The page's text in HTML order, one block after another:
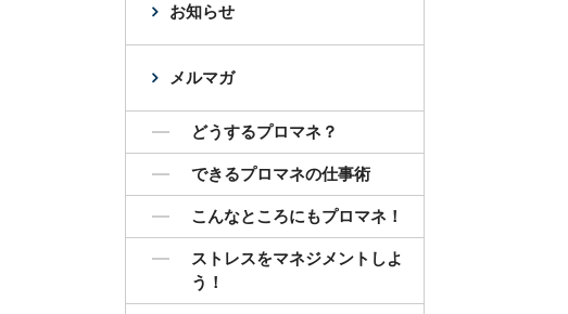
お知らせ
メルマガ
どうするプロマネ？
できるプロマネの仕事術
こんなところにもプロマネ！
ストレスをマネジメントしよ
う！